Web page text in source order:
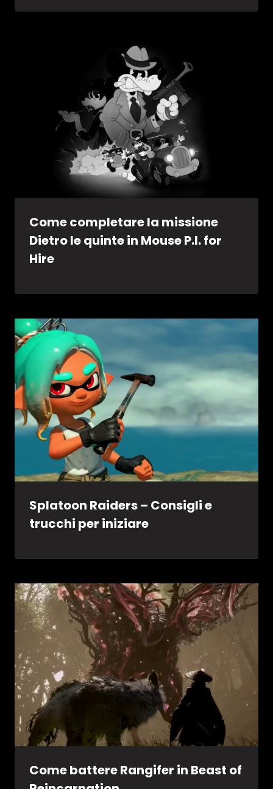
Come completare la missione
Dietro le quinte in Mouse P.I. for
Hire
Splatoon Raiders – Consigli e
trucchi per iniziare
Come battere Rangifer in Beast of